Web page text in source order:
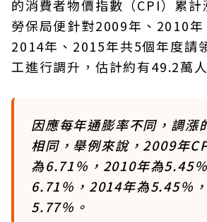
的消費者物價指數（CPI）累計
勞保局便針對2009年、2010年
2014年、2015年共5個年度請
工進行調升，估計約有49.2萬
因應每年通膨率不同，調漲
相同，舉例來說，2009年
為6.71％，2010年為5.45
6.71％，2014年為5.45％
5.77％。